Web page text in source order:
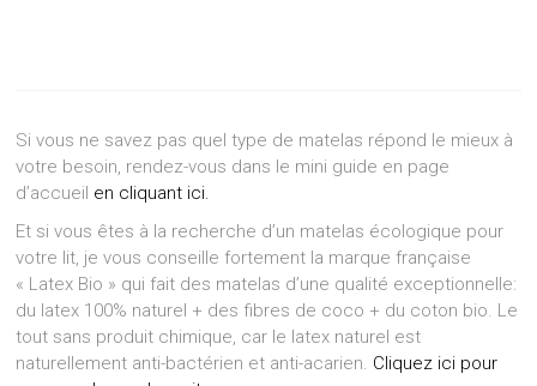
Si vous ne savez pas quel type de matelas répond le mieux à
votre besoin, rendez-vous dans le mini guide en page
d’accueil en cliquant ici.
Et si vous êtes à la recherche d’un matelas écologique pour
votre lit, je vous conseille fortement la marque française
« Latex Bio » qui fait des matelas d’une qualité exceptionnelle:
du latex 100% naturel + des fibres de coco + du coton bio. Le
tout sans produit chimique, car le latex naturel est
naturellement anti-bactérien et anti-acarien. Cliquez ici pour